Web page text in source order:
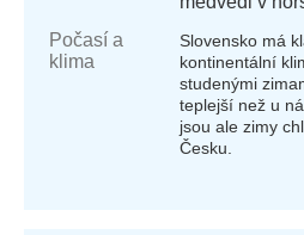
Počasí a
klima
Slovensko má
kontinentální
studenými
teplejší než u
jsou ale zimy
Česku.